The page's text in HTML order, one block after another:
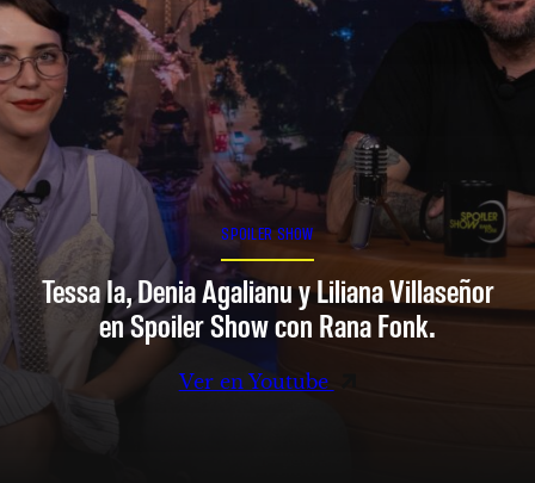
SPOILER SHOW
Tessa Ia, Denia Agalianu y Liliana Villaseñor
en Spoiler Show con Rana Fonk.
Ver en Youtube